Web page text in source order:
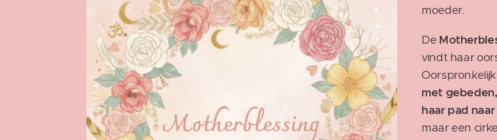
moeder.
De
vindt haar
met
haar pad
maar een